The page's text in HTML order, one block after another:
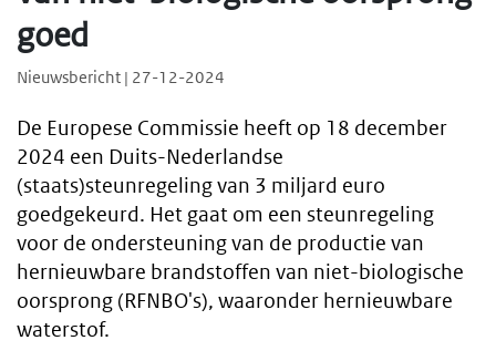
goed
Nieuwsbericht | 27-12-2024
De Europese Commissie heeft op 18 december
2024 een Duits-Nederlandse
(staats)steunregeling van 3 miljard euro
goedgekeurd. Het gaat om een steunregeling
voor de ondersteuning van de productie van
hernieuwbare brandstoffen van niet-biologische
oorsprong (RFNBO's), waaronder hernieuwbare
waterstof.